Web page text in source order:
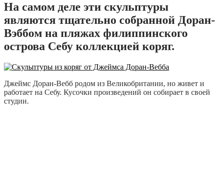
На самом деле эти скульптуры
являются тщательно собранной Доран-
Вэббом на пляжах филиппинского
острова Себу коллекцией коряг.
Джеймс Доран-Вебб родом из Великобритании, но живет и
работает на Себу. Кусочки произведений он собирает в своей
студии.